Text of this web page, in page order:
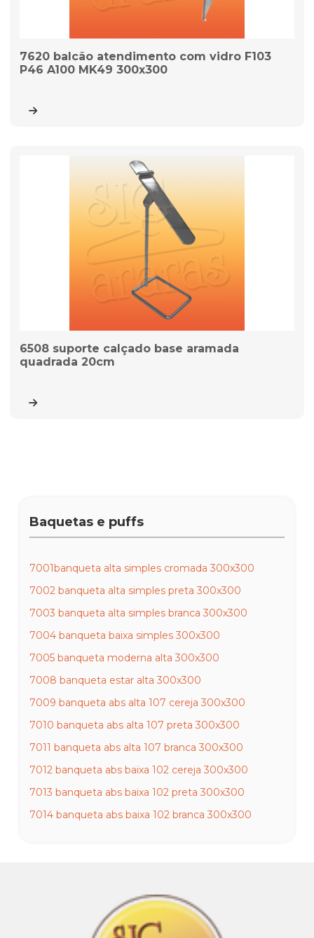
7620 balcão atendimento com vidro F103
P46 A100 MK49 300x300
6508 suporte calçado base aramada
quadrada 20cm
Baquetas e puffs
7001banqueta alta simples cromada 300x300
7002 banqueta alta simples preta 300x300
7003 banqueta alta simples branca 300x300
7004 banqueta baixa simples 300x300
7005 banqueta moderna alta 300x300
7008 banqueta estar alta 300x300
7009 banqueta abs alta 107 cereja 300x300
7010 banqueta abs alta 107 preta 300x300
7011 banqueta abs alta 107 branca 300x300
7012 banqueta abs baixa 102 cereja 300x300
7013 banqueta abs baixa 102 preta 300x300
7014 banqueta abs baixa 102 branca 300x300
7018 puf quadrado 300x300
7019 puf baú de 2 lugares 300x300